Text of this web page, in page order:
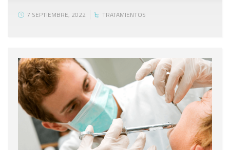
7 SEPTIEMBRE, 2022 TRATAMIENTOS